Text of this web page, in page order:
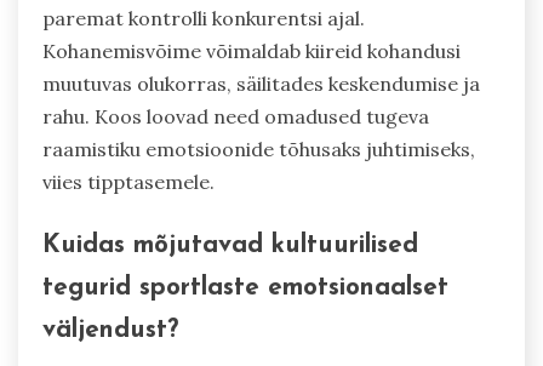
paremat kontrolli konkurentsi ajal.
Kohanemisvõime võimaldab kiireid kohandusi
muutuvas olukorras, säilitades keskendumise ja
rahu. Koos loovad need omadused tugeva
raamistiku emotsioonide tõhusaks juhtimiseks,
viies tipptasemele.
Kuidas mõjutavad kultuurilised
tegurid sportlaste emotsionaalset
väljendust?